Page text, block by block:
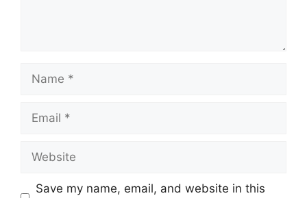
Name
Email
Website
Save my name, email, and website in this